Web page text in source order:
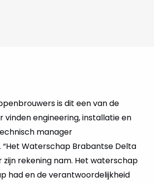
is dit een van de
vinden engineering, installatie en
manager
Waterschap Brabantse Delta
rekening nam. Het waterschap
had en de verantwoordelijkheid